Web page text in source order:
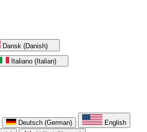
Dansk (Danish)
Italiano (Italian)
Deutsch (German)
English